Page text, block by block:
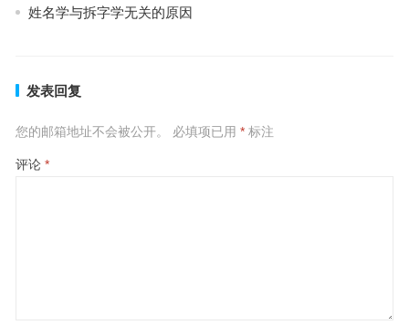
姓名学与拆字学无关的原因
发表回复
您的邮箱地址不会被公开。 必填项已用 *标注
评论 *